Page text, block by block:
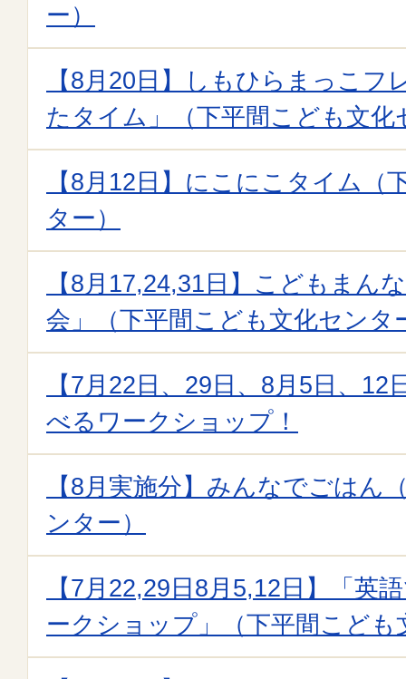
ー）
【8月20日】しもひらまっこ
たタイム」（下平間こども文化
【8月12日】にこにこタイム（
ター）
【8月17,24,31日】こどもまん
会」（下平間こども文化センタ
【7月22日、29日、8月5日、
べるワークショップ！
【8月実施分】みんなでごはん
ンター）
【7月22,29日8月5,12日】「英
ークショップ」（下平間こども